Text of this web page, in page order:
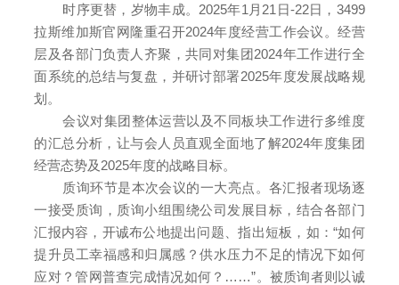
时序更替，岁物丰成。 2025年1月21日-22日，3499
拉斯维加斯官网隆重召开2024年度经营工作会议。经营
层及各部门负责人齐聚，共同对集团2024年工作进行全
面系统的总结与复盘，并研讨部署2025年度发展战略规
划。
会议对集团整体运营以及不同板块工作进行多维度
的汇总分析，让与会人员直观全面地了解2024年度集团
经营态势及2025年度的战略目标。
质询环节是本次会议的一大亮点。各汇报者现场逐
一接受质询，质询小组围绕公司发展目标，结合各部门
汇报内容，开诚布公地提出问题、指出短板，如：“如何
提升员工幸福感和归属感？供水压力不足的情况下如何
应对？管网普查完成情况如何？ ……”。被质询者则以诚